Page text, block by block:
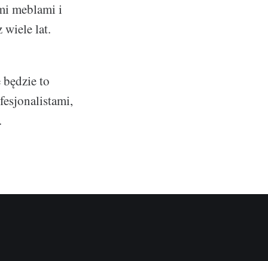
meblami i
wiele lat.
to